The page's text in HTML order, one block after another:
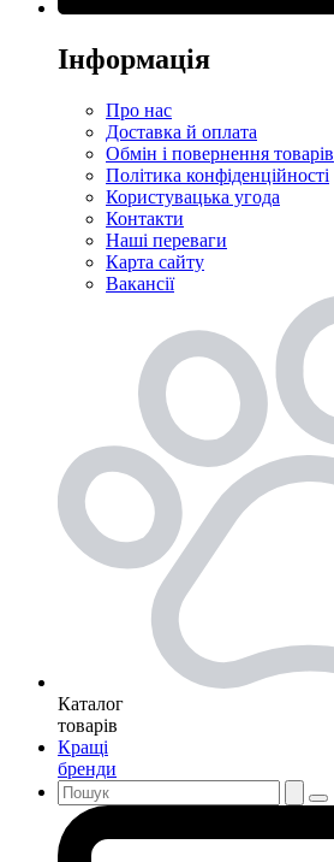
Інформація
Про нас
Доставка й оплата
Обмін і повернення товарів
Політика конфіденційності
Користувацька угода
Контакти
Наші переваги
Карта сайту
Вакансії
Каталог
товарів
Кращі
бренди